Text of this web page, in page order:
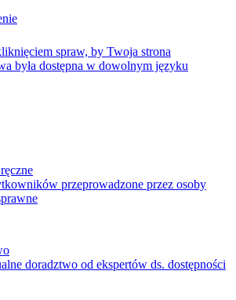
spraw, by Twoja strona
była dostępna w dowolnym języku
przeprowadzone przez osoby
doradztwo od ekspertów ds. dostępności